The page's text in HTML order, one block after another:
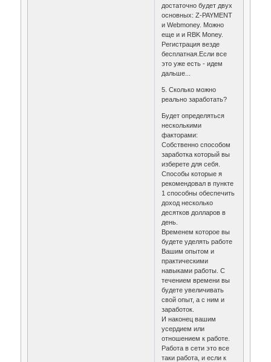
достаточно будет двух
основных: Z-PAYMENT
и Webmoney. Можно
еще и и RBK Money.
Регистрация везде
бесплатная.Если все
это уже есть - идем
дальше...
5. Сколько можно
реально заработать?
Будет определяться
несколькими
факторами:
Собственно способом
заработка который вы
изберете для себя.
Способы которые я
рекомендовал в пункте
1 способны обеспечить
доход несколько
десятков долларов в
день.
Временем которое вы
будете уделять работе
Вашим опытом и
практическими
навыками работы. С
течением времени вы
будете увеличивать
свой опыт, а с ним и
заработок.
И наконец вашим
усердием или
отношением к работе.
Работа в сети это все
таки работа, и если к